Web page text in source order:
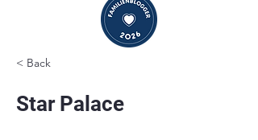
< Back
Star Palace